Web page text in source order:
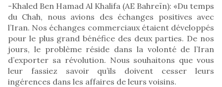
-Khaled Ben Hamad Al Khalifa (AE Bahreïn): «Du temps
du Chah, nous avions des échanges positives avec
l’Iran. Nos échanges commerciaux étaient développés
pour le plus grand bénéfice des deux parties. De nos
jours, le problème réside dans la volonté de l’Iran
d’exporter sa révolution. Nous souhaitons que vous
leur fassiez savoir qu’ils doivent cesser leurs
ingérences dans les affaires de leurs voisins.